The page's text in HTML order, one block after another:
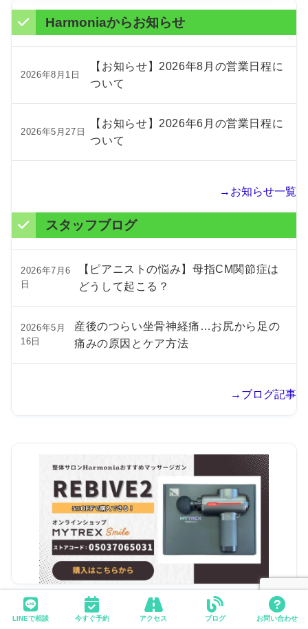
Harmoniaからお知らせ
2026年8月1日
【お知らせ】2026年8月の営業日程に
ついて
2026年5月27日
【お知らせ】2026年6月の営業日程に
ついて
→お知らせ一覧
スタッフブログ
2026年7月6
日
【ピアニストの悩み】母指CM関節症は
どうして起こる？
2026年5月
16日
産後のつらい坐骨神経痛…お尻から足の
痛みの原因とケア方法
→ブログ記事
LINEで相談 今すぐ予約 アクセス ブログ お問い合わせ